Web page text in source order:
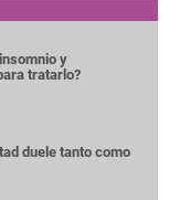
y
tratarlo?
duele tanto como